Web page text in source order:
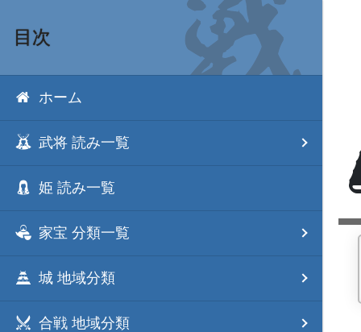
目次
ホーム
武将 読み一覧
姫 読み一覧
家宝 分類一覧
城 地域分類
合戦 地域分類